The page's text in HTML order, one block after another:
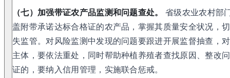
（七）加强带证农产品监测和问题查处。
省级农业农村部
盖附带承诺达标合格证的农产品，掌握其质量安全状况，
失监管。对风险监测中发现的问题要跟进开展监督抽查，
主体，要依法重处，同时帮助种植养殖者查找原因、整改
证的，要纳入信用管理，实施联合惩戒。